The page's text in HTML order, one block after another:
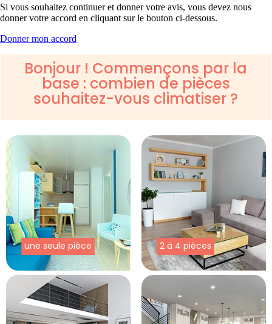
Si vous souhaitez continuer et donner votre avis, vous devez nous
donner votre accord en cliquant sur le bouton ci-dessous.
Donner mon accord
Bonjour ! Commençons par la
base : combien de pièces
souhaitez-vous climatiser ?
une seule pièce 2 à 4 pièces